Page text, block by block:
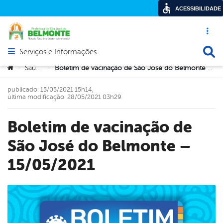
Acesso
Abrir menu principal de navegação
Serviços e Informações
Você está aqui:
> Saúde > Boletim de vacinação de São José do Belmonte – 15/05/2021
Boletim de vacinação de
São José do Belmonte –
15/05/2021
publicado: 15/05/2021 15h14,
última modificação: 28/05/2021 03h29
ACESSIBILIDADE